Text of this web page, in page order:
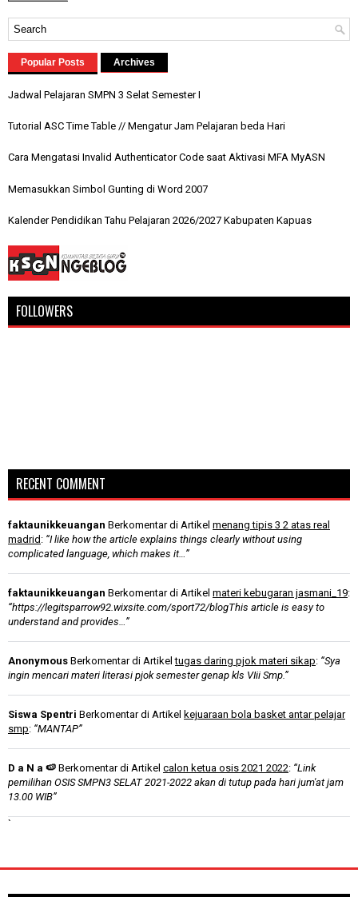
Popular Posts Archives
Jadwal Pelajaran SMPN 3 Selat Semester I
Tutorial ASC Time Table // Mengatur Jam Pelajaran beda Hari
Cara Mengatasi Invalid Authenticator Code saat Aktivasi MFA MyASN
Memasukkan Simbol Gunting di Word 2007
Kalender Pendidikan Tahu Pelajaran 2026/2027 Kabupaten Kapuas
FOLLOWERS
RECENT COMMENT
faktaunikkeuangan Berkomentar di Artikel menang tipis 3 2 atas real
madrid : “I like how the article explains things clearly without using
complicated language, which makes it…”
faktaunikkeuangan Berkomentar di Artikel materi kebugaran jasmani_19:
“https://legitsparrow92.wixsite.com/sport72/blogThis article is easy to
understand and provides…”
Anonymous Berkomentar di Artikeltugas daring pjok materi sikap: “Sya
ingin mencari materi literasi pjok semester genap kls VIii Smp.”
Siswa Spentri Berkomentar di Artikel kejuaraan bola basket antar pelajar
smp: “MANTAP”
D a N a 🍉 Berkomentar di Artikel calon ketua osis 2021 2022: “Link
pemilihan OSIS SMPN3 SELAT 2021-2022 akan di tutup pada hari jum'at jam
13.00 WIB”
`